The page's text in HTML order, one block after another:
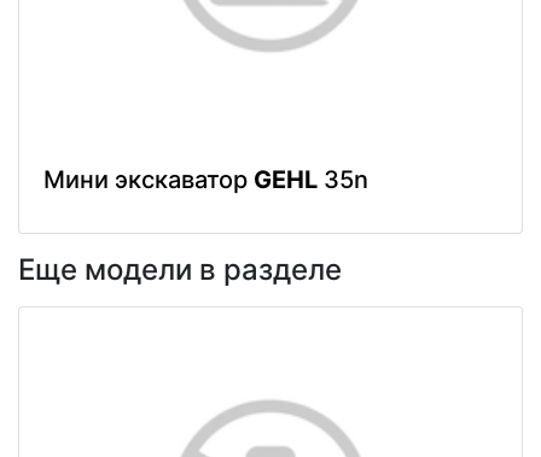
Мини экскаватор GEHL 35n
Еще модели в разделе